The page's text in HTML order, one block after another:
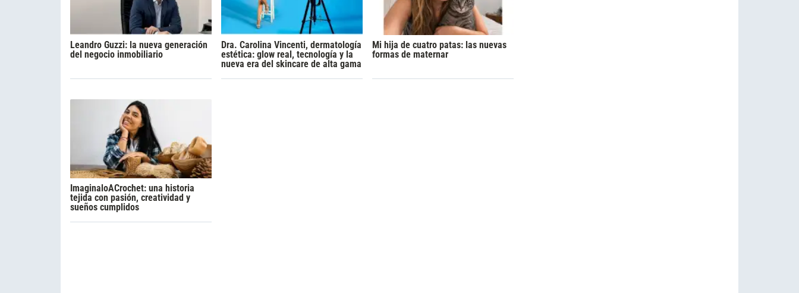
Leandro Guzzi: la nueva generación
del negocio inmobiliario
Dra. Carolina Vincenti, dermatología
estética: glow real, tecnología y la
nueva era del skincare de alta gama
Mi hija de cuatro patas: las nuevas
formas de maternar
ImaginaloACrochet: una historia
tejida con pasión, creatividad y
sueños cumplidos